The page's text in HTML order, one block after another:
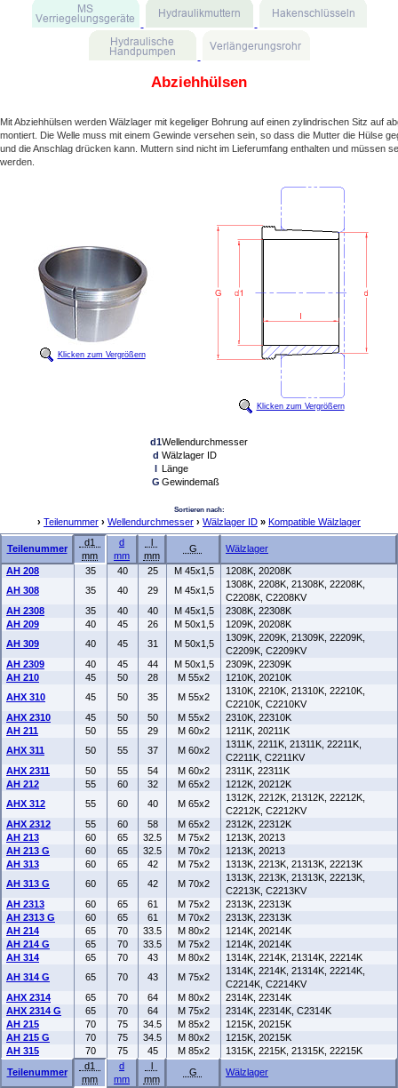
Abziehhülsen
Mit Abziehhülsen werden Wälzlager mit kegeliger Bohrung auf einen zylindrischen Sitz auf
montiert. Die Welle muss mit einem Gewinde versehen sein, so dass die Mutter die Hülse
und die Anschlag drücken kann. Muttern sind nicht im Lieferumfang enthalten und müssen
werden.
Klicken zum Vergrößern
Klicken zum Vergrößern
d1Wellendurchmesser
d Wälzlager ID
l Länge
G Gewindemaß
Sortieren nach:
› Teilenummer › Wellendurchmesser › Wälzlager ID » Kompatible Wälzlager
Teilenummer
d1
mm
d
mm
l
mm
G Wälzlager
AH 208 35 40 25 M 45x1,5
1208K, 20208K
AH 308
35 40 29 M 45x1,5
1308K, 2208K, 21308K, 22208K,
C2208K, C2208KV
AH 2308
35 40 40 M 45x1,5
2308K, 22308K
AH 209
40 45 26 M 50x1,5
1209K, 20208K
AH 309
40 45 31 M 50x1,5
1309K, 2209K, 21309K, 22209K,
C2209K, C2209KV
AH 2309
40 45 44 M 50x1,5
2309K, 22309K
AH 210
45 50 28 M 55x2
1210K, 20210K
AHX 310
45 50 35 M 55x2
1310K, 2210K, 21310K, 22210K,
C2210K, C2210KV
AHX 2310
45 50 50 M 55x2
2310K, 22310K
AH 211
50 55 29 M 60x2
1211K, 20211K
AHX 311
50 55 37 M 60x2
1311K, 2211K, 21311K, 22211K,
C2211K, C2211KV
AHX 2311
50 55 54 M 60x2
2311K, 22311K
AH 212
55 60 32 M 65x2
1212K, 20212K
AHX 312
55 60 40 M 65x2
1312K, 2212K, 21312K, 22212K,
C2212K, C2212KV
AHX 2312
55 60 58 M 65x2
2312K, 22312K
AH 213
60 65 32.5 M 75x2
1213K, 20213
AH 213 G
60 65 32.5 M 70x2
1213K, 20213
AH 313
60 65 42 M 75x2
1313K, 2213K, 21313K, 22213K
AH 313 G
60 65 42 M 70x2
1313K, 2213K, 21313K, 22213K,
C2213K, C2213KV
AH 2313
60 65 61 M 75x2
2313K, 22313K
AH 2313 G
60 65 61 M 70x2
2313K, 22313K
AH 214
65 70 33.5 M 80x2
1214K, 20214K
AH 214 G
65 70 33.5 M 75x2
1214K, 20214K
AH 314
65 70 43 M 80x2
1314K, 2214K, 21314K, 22214K
AH 314 G
65 70 43 M 75x2
1314K, 2214K, 21314K, 22214K,
C2214K, C2214KV
AHX 2314
65 70 64 M 80x2
2314K, 22314K
AHX 2314 G
65 70 64 M 75x2
2314K, 22314K, C2314K
AH 215
70 75 34.5 M 85x2
1215K, 20215K
AH 215 G
70 75 34.5 M 80x2
1215K, 20215K
AH 315
70 75 45 M 85x2
1315K, 2215K, 21315K, 22215K
Teilenummer
d1
mm
d
mm
l
mm
G Wälzlager